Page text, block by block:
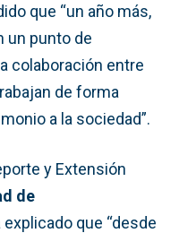
que “un año más,
un punto de
colaboración entre
de forma
a la sociedad”.
y Extensión
de
explicado que “desde